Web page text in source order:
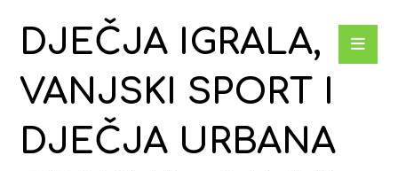
DJEČJA IGRALA,
VANJSKI SPORT I
DJEČJA URBANA